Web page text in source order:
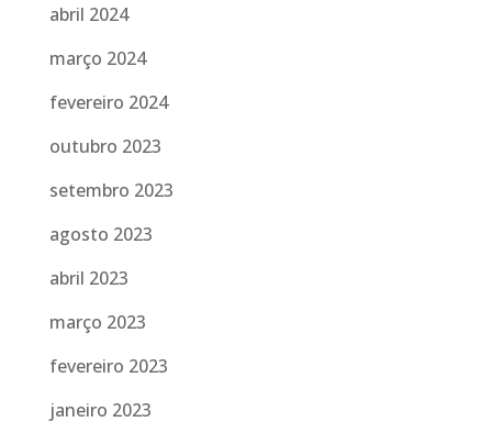
abril 2024
março 2024
fevereiro 2024
outubro 2023
setembro 2023
agosto 2023
abril 2023
março 2023
fevereiro 2023
janeiro 2023